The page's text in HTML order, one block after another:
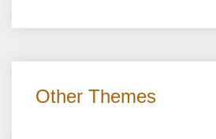
Other Themes